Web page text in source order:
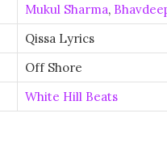
Mukul Sharma,
Qissa Lyrics
Off Shore
White Hill Beats